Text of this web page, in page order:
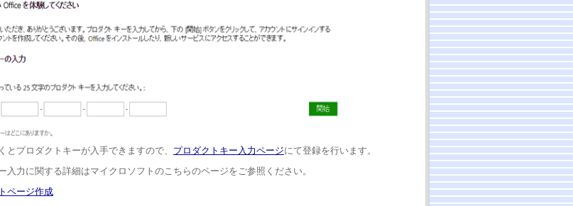
とプロダクトキーが入手できますので、 プロダクトキー入力ページにて登録を行います。
入力に関する詳細はマイクロソフトのこちらのページをご参照ください。
ページ作成